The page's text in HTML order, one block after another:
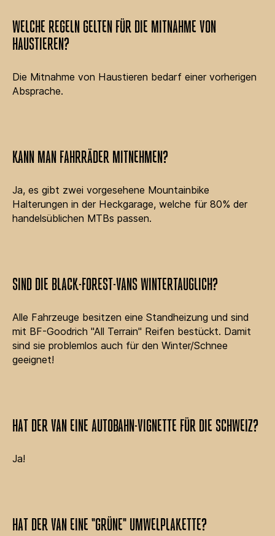
WELCHE REGELN GELTEN FÜR DIE MITNAHME VON
HAUSTIEREN?
Die Mitnahme von Haustieren bedarf einer vorherigen
Absprache.
KANN MAN FAHRRÄDER MITNEHMEN?
Ja, es gibt zwei vorgesehene Mountainbike
Halterungen in der Heckgarage, welche für 80% der
handelsüblichen MTBs passen.
SIND DIE BLACK-FOREST-VANS WINTERTAUGLICH?
Alle Fahrzeuge besitzen eine Standheizung und sind
mit BF-Goodrich "All Terrain" Reifen bestückt. Damit
sind sie problemlos auch für den Winter/Schnee
geeignet!
HAT DER VAN EINE AUTOBAHN-VIGNETTE FÜR DIE SCHWEIZ?
Ja!
HAT DER VAN EINE "GRÜNE" UMWELPLAKETTE?